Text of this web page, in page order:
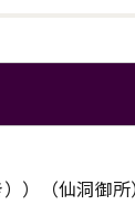
）（仙洞御